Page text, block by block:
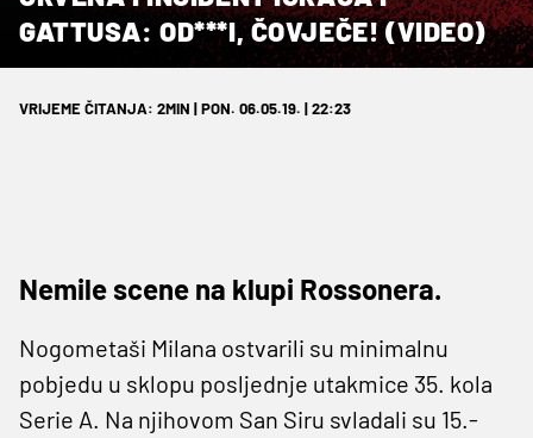
GATTUSA: OD***I, ČOVJEČE! (VIDEO)
VRIJEME ČITANJA: 2MIN | PON. 06.05.19. | 22:23
Nemile scene na klupi Rossonera.
Nogometaši Milana ostvarili su minimalnu
pobjedu u sklopu posljednje utakmice 35. kola
Serie A. Na njihovom San Siru svladali su 15.-